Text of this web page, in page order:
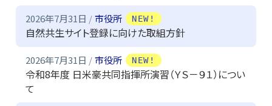
2026年7月31日 市役所
自然共生サイト登録に向けた取組方針
NEW!
2026年7月31日 市役所
令和8年度 日米豪共同指揮所演習（ＹＳ－９１）につい
て
NEW!